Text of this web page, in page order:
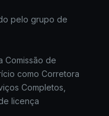
pelo grupo de
Comissão de
como Corretora
Completos,
licença